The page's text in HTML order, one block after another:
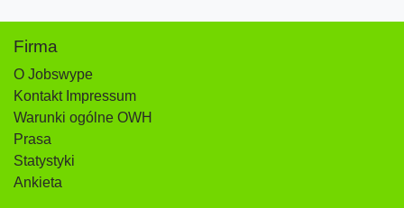
Firma
O Jobswype
Kontakt Impressum
Warunki ogólne OWH
Prasa
Statystyki
Ankieta